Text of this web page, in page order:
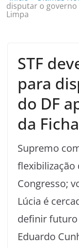
disputar o governo
Limpa
STF
para
do DF
da
Supremo
flexibilização
Congresso;
Lúcia é
definir
Eduardo